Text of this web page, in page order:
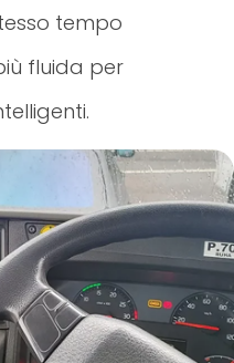
tempo
fluida per